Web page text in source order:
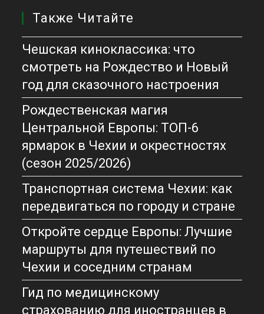
Также Читайте
Чешская киноклассика: что
смотреть на Рождество и Новый
год для сказочного настроения
Рождественская магия
Центральной Европы: ТОП-6
ярмарок в Чехии и окрестностях
(сезон 2025/2026)
Транспортная система Чехии: как
передвигаться по городу и стране
Откройте сердце Европы: Лучшие
маршруты для путешествий по
Чехии и соседним странам
Гид по медицинскому
страхованию для иностранцев в